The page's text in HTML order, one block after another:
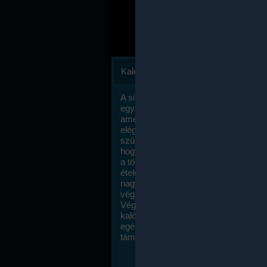
Kalóriaszámlálás
A sikeres fogyás titka valójában igen
egyszerű: égess több energiát, mint
amennyit beviszel. Természetesen
elég nagy fegyelemre és akaraterőre
szükség, de meglepődve fogod
hogy a kalóriaszámolás mennyire
a többi diétához képest. Itt nincsenek
ételek és a megengedett kalóriabevitelt
nagymértékben növelheted ha
végzel.
Végül, de nem utolsó sorban, a
kalóriaszámolás módszerét a legtöbb
egészségügyi szakorvos ajánlja és
támogatja.